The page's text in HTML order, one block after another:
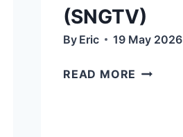
(SNGTV)
By Eric 19 May 2026
READ MORE LA